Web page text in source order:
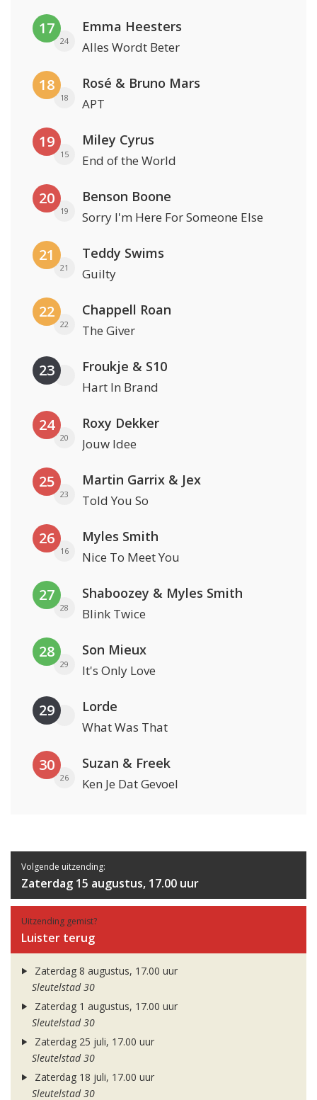
17
24
Emma Heesters
Alles Wordt Beter
18
18
Rosé & Bruno Mars
APT
19
15
Miley Cyrus
End of the World
20
19
Benson Boone
Sorry I'm Here For Someone Else
21
21
Teddy Swims
Guilty
22
22
Chappell Roan
The Giver
23 Froukje & S10
Hart In Brand
24
20
Roxy Dekker
Jouw Idee
25
23
Martin Garrix & Jex
Told You So
26
16
Myles Smith
Nice To Meet You
27
28
Shaboozey & Myles Smith
Blink Twice
28
29
Son Mieux
It's Only Love
29 Lorde
What Was That
30
26
Suzan & Freek
Ken Je Dat Gevoel
Volgende uitzending:
Zaterdag 15 augustus, 17.00 uur
Uitzending gemist?
Luister terug
Zaterdag 8 augustus, 17.00 uur
Sleutelstad 30
Zaterdag 1 augustus, 17.00 uur
Sleutelstad 30
Zaterdag 25 juli, 17.00 uur
Sleutelstad 30
Zaterdag 18 juli, 17.00 uur
Sleutelstad 30